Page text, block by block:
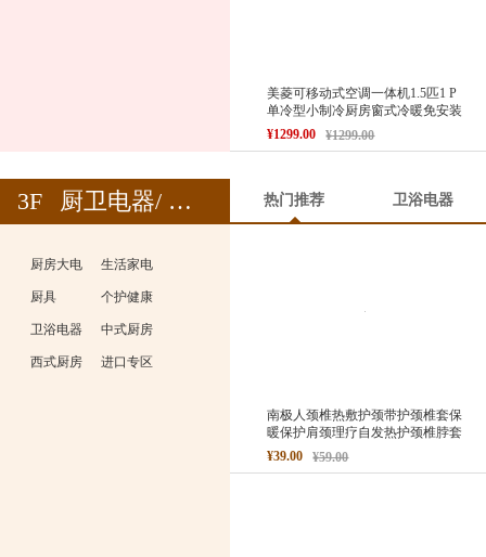
美菱可移动式空调一体机1.5匹1 P
单冷型小制冷厨房窗式冷暖免安装
¥1299.00
¥1299.00
3F 厨卫电器/ 生活家电/ 厨具
厨房大电 生活家电
厨具 个护健康
卫浴电器 中式厨房
西式厨房 进口专区
热门推荐 卫浴电器
南极人颈椎热敷护颈带护颈椎套保
暖保护肩颈理疗自发热护颈椎脖套
¥39.00
¥59.00